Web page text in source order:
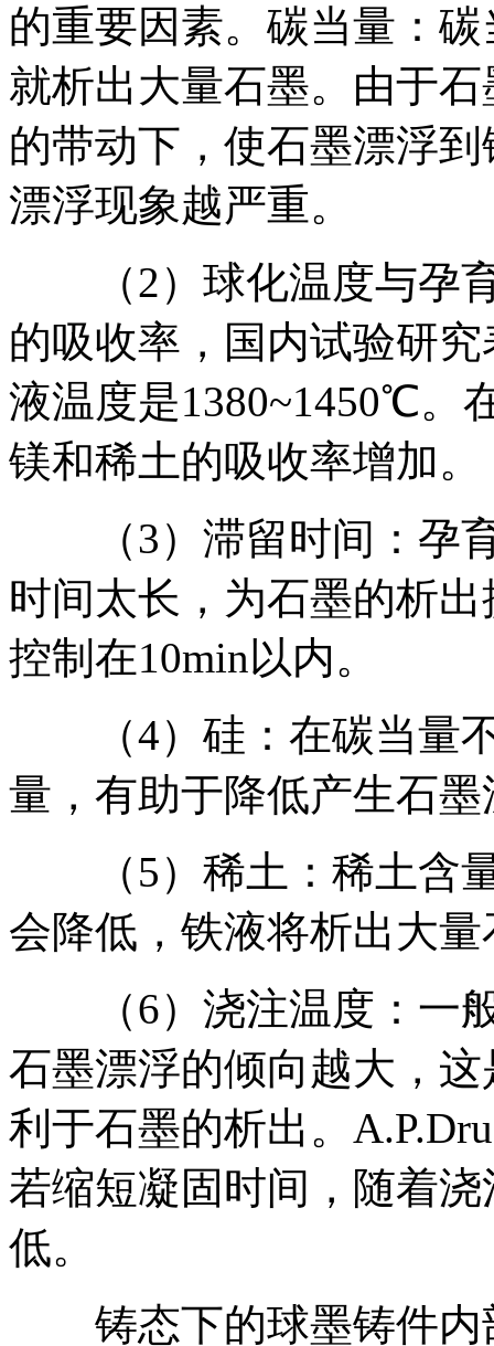
的重要因素。碳当量：
就析出大量石墨。由于
的带动下，使石墨漂浮
漂浮现象越严重。
（2）球化温度与孕育
的吸收率，国内试验研
液温度是1380~1450℃。
镁和稀土的吸收率增加。
（3）滞留时间：孕育
时间太长，为石墨的析
控制在10min以内。
（4）硅：在碳当量不
量，有助于降低产生石
（5）稀土：稀土含量
会降低，铁液将析出大
（6）浇注温度：一般
石墨漂浮的倾向越大，
利于石墨的析出。
若缩短凝固时间，随着
低。
铸态下的球墨铸件内